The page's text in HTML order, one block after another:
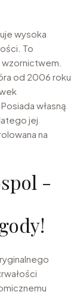
do ostatniej
wysoka
To
od 2006 roku
własną
jej
na
-